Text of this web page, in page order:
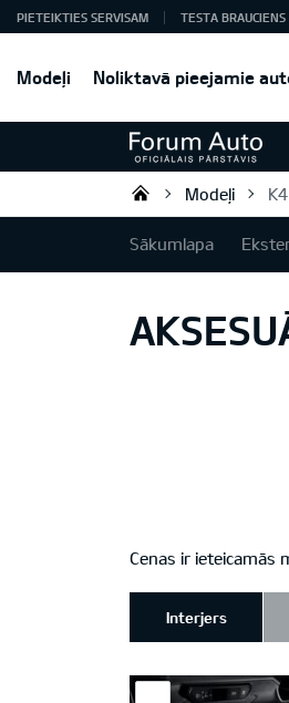
Modeļi Noliktavā pieejamie
PIETEIKTIES SERVISAM TESTA BRAUCIENS
Forum Auto
Modeļi K4
Sākumlapa
Cenas ir ieteicamās
Interjers